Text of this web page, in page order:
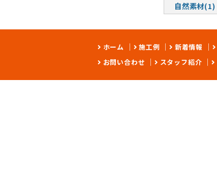
自然素材(1)
ホーム 施工例 新着情報
お問い合わせ
スタッフ紹介